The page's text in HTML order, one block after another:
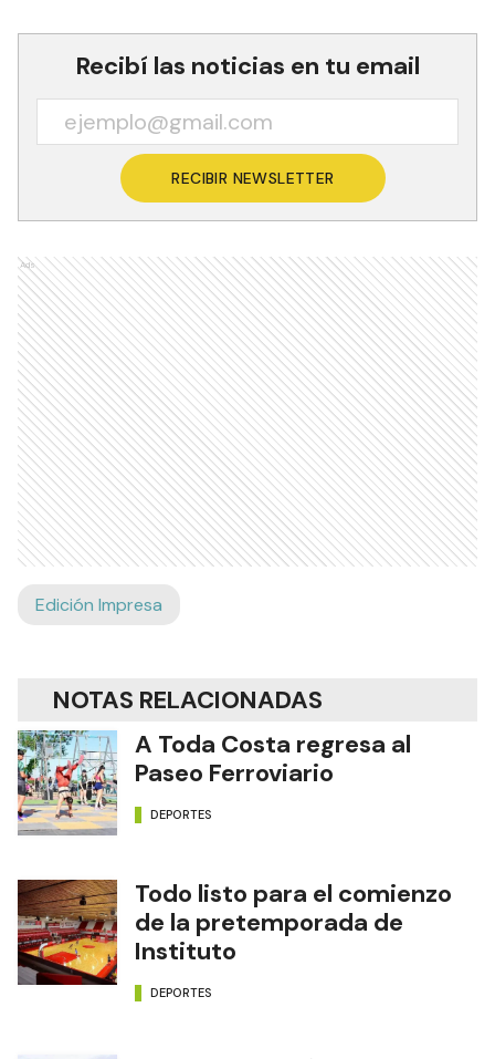
Recibí las noticias en tu email
RECIBIR NEWSLETTER
Ads
Edición Impresa
NOTAS RELACIONADAS
A Toda Costa regresa al
Paseo Ferroviario
DEPORTES
Todo listo para el comienzo
de la pretemporada de
Instituto
DEPORTES